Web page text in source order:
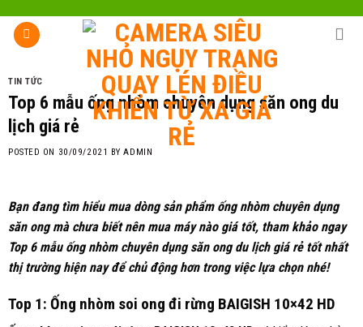
content
TIN TỨC
Top 6 mẫu ống nhòm chuyên dụng săn ong du
lịch giá rẻ
POSTED ON 30/09/2021 BYADMIN
Bạn đang tìm hiểu mua dòng sản phẩm ống nhòm chuyên dụng
săn ong mà chưa biết nên mua máy nào giá tốt, tham khảo ngay
Top 6 mẫu ống nhòm chuyên dụng săn ong du lịch giá rẻ tốt nhất
thị trường hiện nay để chủ động hơn trong việc lựa chọn nhé!
Top 1: Ống nhòm soi ong đi rừng BAIGISH 10×42 HD